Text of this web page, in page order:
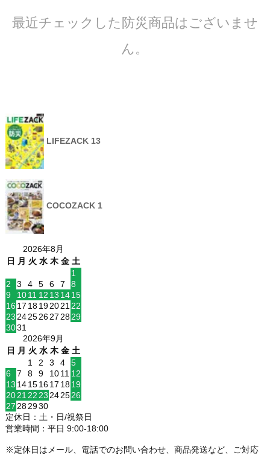
最近チェックした防災商品はございませ
ん。
LIFEZACK 13
COCOZACK 1
2026年8月
日
月 火 水 木 金 土
1
2
3 4 5 6 7
8
9
1011 12 13 1415
16 17 18192021 22
23 24252627 2829
3031
2026年9月
日
月 火 水 木 金 土
1
2 3 4
5
6
7 8 9 1011 12
13 14151617 1819
2021 22 23 242526
27 282930
定休日：土・日/祝祭日
営業時間：平日 9:00-18:00
※定休日はメール、電話でのお問い合わせ、商品発送など、ご対応